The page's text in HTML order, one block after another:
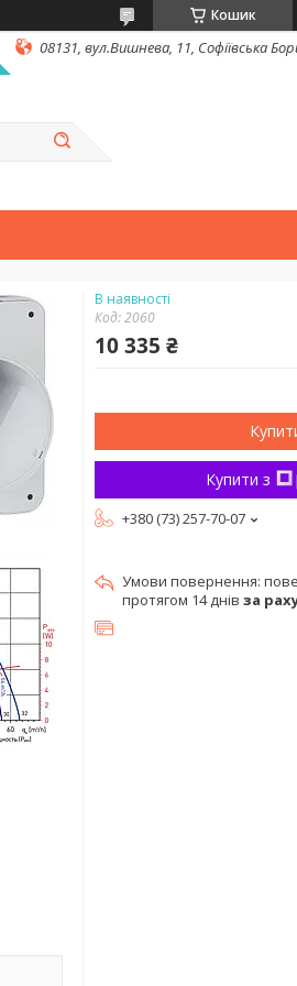
Кошик
08131, вул.Вишнева, 11, Софіївська
В наявності
Код:2060
10 335 ₴
Купити з
+380 (73) 257-70-07
протягом 14 днів за